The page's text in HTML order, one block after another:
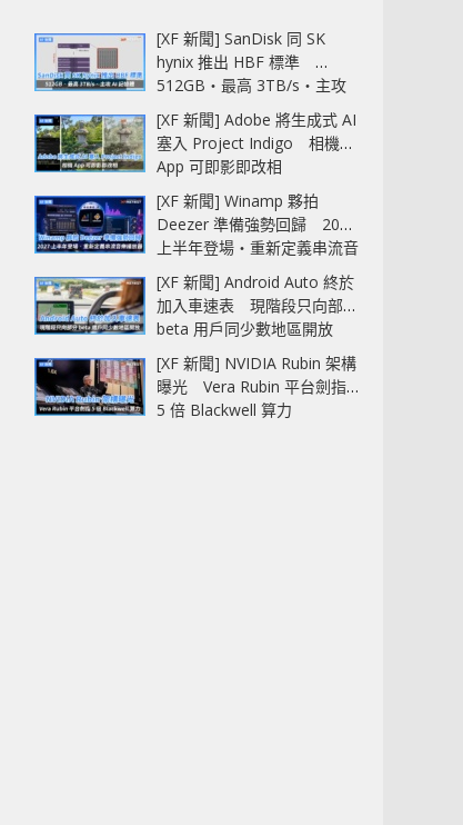
[XF 新聞] SanDisk 同 SK
hynix 推出 HBF 標準
512GB‧最高 3TB/s‧主攻
AI 記憶體
[XF 新聞] Adobe 將生成式 AI
塞入 Project Indigo 相機
App 可即影即改相
[XF 新聞] Winamp 夥拍
Deezer 準備強勢回歸 2027
上半年登場‧重新定義串流音
樂播放器
[XF 新聞] Android Auto 終於
加入車速表 現階段只向部分
beta 用戶同少數地區開放
[XF 新聞] NVIDIA Rubin 架構
曝光 Vera Rubin 平台劍指
5 倍 Blackwell 算力